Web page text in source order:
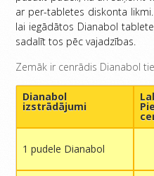
ar per-tabletes diskonta likmi.
lai iegādātos Dianabol
sadalīt tos pēc vajadzības.
Zemāk ir cenrādis Dianabol
Dianabol
izstrādājumi
1 pudele Dianabol